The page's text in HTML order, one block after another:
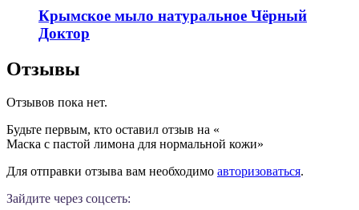
Крымское мыло натуральное Чёрный
Доктор
Отзывы
Отзывов пока нет.
Будьте первым, кто оставил отзыв на «
Маска с пастой лимона для нормальной кожи»
Для отправки отзыва вам необходимо авторизоваться.
Зайдите через соцсеть: